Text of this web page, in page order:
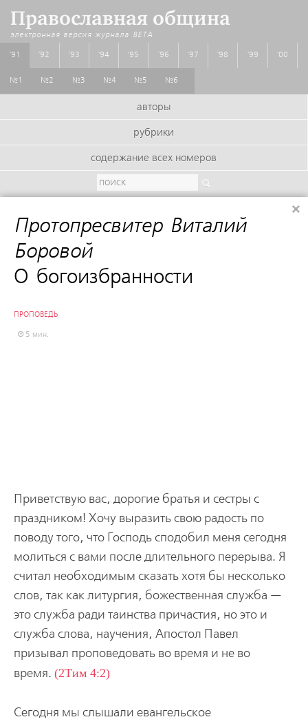
Православная община
электронная версия журнала BETA
'91
№1 №2 №3 №4 №5 №6
'92 '93 '94 '95 '96 '97 '98 '99 '00
авторы
рубрики
содержание всех номеров
Протопресвитер Виталий
Боровой:
О богоизбранности
ПРОПОВЕДЬ
5 мин.
Приветствую вас, дорогие братья и сестры с
праздником! Хочу выразить свою радость по
поводу того, что Господь сподобил меня сегодня
молиться с вами после длительного перерыва. Я
считал необходимым сказать хотя бы несколько
слов, так как литургия, божественная служба —
это служба ради таинства причастия, но это и
служба слова, научения, Апостол Павел
призывал проповедовать во время и не во
время. (2Тим 4:2)
Сегодня мы слышали евангельское
×